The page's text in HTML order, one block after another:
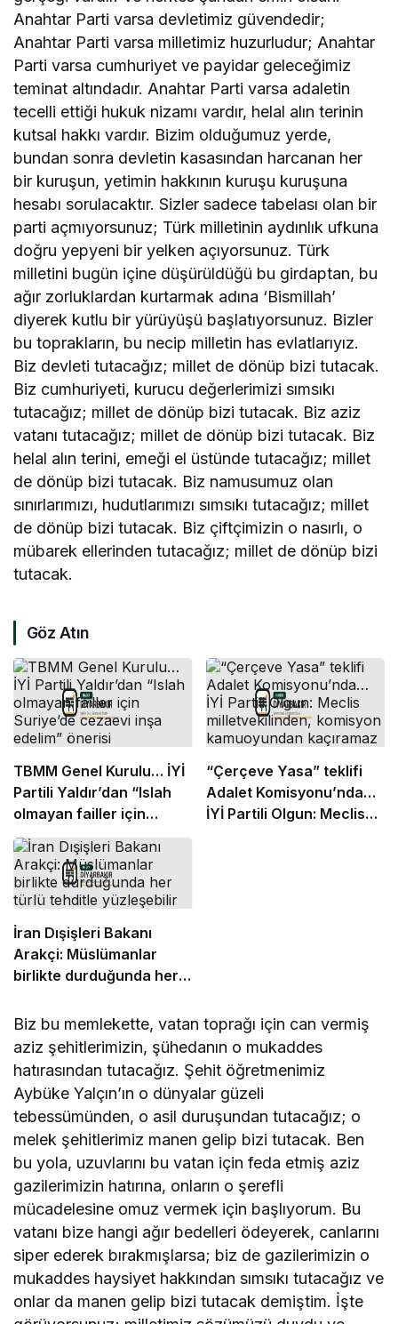
Anahtar Parti varsa devletimiz güvendedir;
Anahtar Parti varsa milletimiz huzurludur; Anahtar
Parti varsa cumhuriyet ve payidar geleceğimiz
teminat altındadır. Anahtar Parti varsa adaletin
tecelli ettiği hukuk nizamı vardır, helal alın terinin
kutsal hakkı vardır. Bizim olduğumuz yerde,
bundan sonra devletin kasasından harcanan her
bir kuruşun, yetimin hakkının kuruşu kuruşuna
hesabı sorulacaktır. Sizler sadece tabelası olan bir
parti açmıyorsunuz; Türk milletinin aydınlık ufkuna
doğru yepyeni bir yelken açıyorsunuz. Türk
milletini bugün içine düşürüldüğü bu girdaptan, bu
ağır zorluklardan kurtarmak adına ‘Bismillah’
diyerek kutlu bir yürüyüşü başlatıyorsunuz. Bizler
bu toprakların, bu necip milletin has evlatlarıyız.
Biz devleti tutacağız; millet de dönüp bizi tutacak.
Biz cumhuriyeti, kurucu değerlerimizi sımsıkı
tutacağız; millet de dönüp bizi tutacak. Biz aziz
vatanı tutacağız; millet de dönüp bizi tutacak. Biz
helal alın terini, emeği el üstünde tutacağız; millet
de dönüp bizi tutacak. Biz namusumuz olan
sınırlarımızı, hudutlarımızı sımsıkı tutacağız; millet
de dönüp bizi tutacak. Biz çiftçimizin o nasırlı, o
mübarek ellerinden tutacağız; millet de dönüp bizi
tutacak.
Göz Atın
TBMM Genel Kurulu… İYİ
Partili Yaldır’dan “Islah
olmayan failler için
Suriye’de cezaevi inşa
edelim” önerisi
“Çerçeve Yasa” teklifi
Adalet Komisyonu’nda…
İYİ Partili Olgun: Meclis
İran Dışişleri Bakanı
Arakçi: Müslümanlar
birlikte durduğunda her
Biz bu memlekette, vatan toprağı için can vermiş
aziz şehitlerimizin, şühedanın o mukaddes
hatırasından tutacağız. Şehit öğretmenimiz
Aybüke Yalçın’ın o dünyalar güzeli
tebessümünden, o asil duruşundan tutacağız; o
melek şehitlerimiz manen gelip bizi tutacak. Ben
bu yola, uzuvlarını bu vatan için feda etmiş aziz
gazilerimizin hatırına, onların o şerefli
mücadelesine omuz vermek için başlıyorum. Bu
vatanı bize hangi ağır bedelleri ödeyerek, canlarını
siper ederek bırakmışlarsa; biz de gazilerimizin o
mukaddes haysiyet hakkından sımsıkı tutacağız ve
onlar da manen gelip bizi tutacak demiştim. İşte